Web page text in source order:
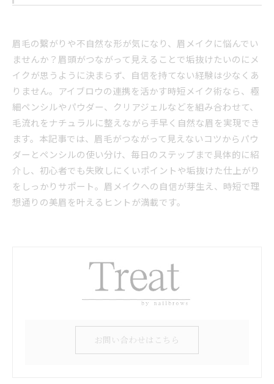
眉毛の繋がりや不自然な形が気になり、眉メイクに悩んでい
ませんか？眉頭がつながって見えることで垢抜けたいのにメ
イクが思うように決まらず、自信を持てない経験は少なくあ
りません。アイブロウの連携を活かす時短メイク術なら、極
細ペンシルやパウダー、クリアジェルなどを組み合わせて、
毛流れをナチュラルに整えながら手早く自然な眉を実現でき
ます。本記事では、眉毛がつながって見えないコツからパウ
ダーとペンシルの使い分け、毎日のステップまで具体的に紹
介し、初心者でも失敗しにくいポイントや垢抜けた仕上がり
をしっかりサポート。眉メイクへの自信が芽生え、時短で理
想通りの美眉を叶えるヒントが満載です。
お問い合わせはこちら